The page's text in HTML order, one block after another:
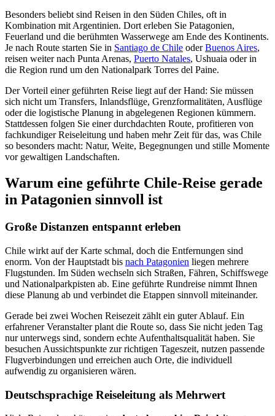
Besonders beliebt sind Reisen in den Süden Chiles, oft in
Kombination mit Argentinien. Dort erleben Sie Patagonien,
Feuerland und die berühmten Wasserwege am Ende des Kontinents.
Je nach Route starten Sie in Santiago de Chile oderBuenos Aires,
reisen weiter nach Punta Arenas, Puerto Natales, Ushuaia oder in
die Region rund um den Nationalpark Torres del Paine.
Der Vorteil einer geführten Reise liegt auf der Hand: Sie müssen
sich nicht um Transfers, Inlandsflüge, Grenzformalitäten, Ausflüge
oder die logistische Planung in abgelegenen Regionen kümmern.
Stattdessen folgen Sie einer durchdachten Route, profitieren von
fachkundiger Reiseleitung und haben mehr Zeit für das, was Chile
so besonders macht: Natur, Weite, Begegnungen und stille Momente
vor gewaltigen Landschaften.
Warum eine geführte Chile-Reise gerade
in Patagonien sinnvoll ist
Große Distanzen entspannt erleben
Chile wirkt auf der Karte schmal, doch die Entfernungen sind
enorm. Von der Hauptstadt bis nach Patagonien liegen mehrere
Flugstunden. Im Süden wechseln sich Straßen, Fähren, Schiffswege
und Nationalparkpisten ab. Eine geführte Rundreise nimmt Ihnen
diese Planung ab und verbindet die Etappen sinnvoll miteinander.
Gerade bei zwei Wochen Reisezeit zählt ein guter Ablauf. Ein
erfahrener Veranstalter plant die Route so, dass Sie nicht jeden Tag
nur unterwegs sind, sondern echte Aufenthaltsqualität haben. Sie
besuchen Aussichtspunkte zur richtigen Tageszeit, nutzen passende
Flugverbindungen und erreichen auch Orte, die individuell
aufwendig zu organisieren wären.
Deutschsprachige Reiseleitung als Mehrwert